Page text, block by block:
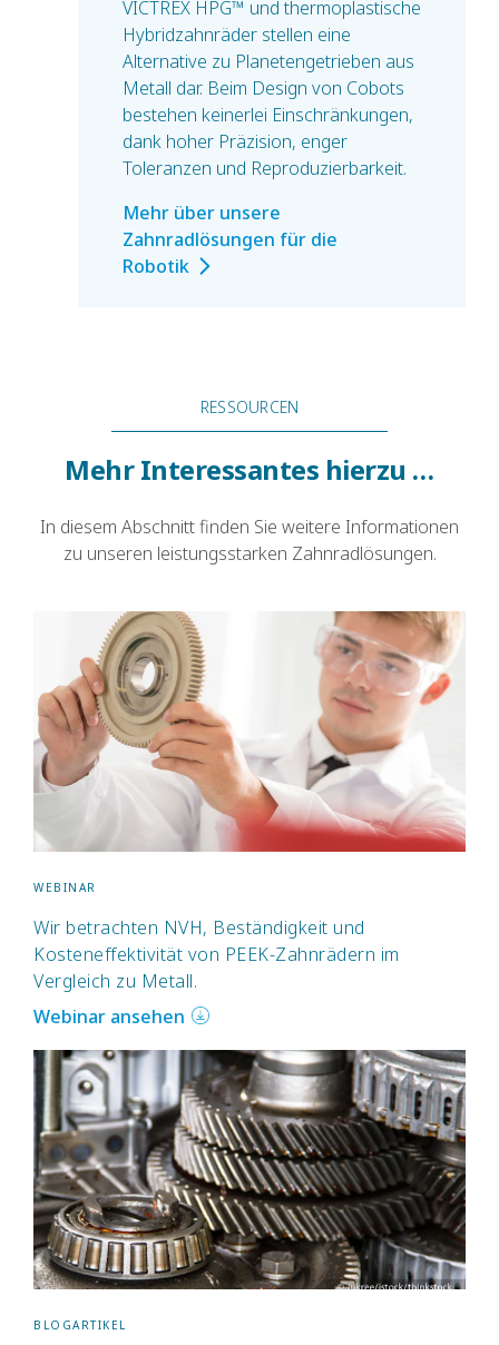
VICTREX HPG™ und thermoplastische
Hybridzahnräder stellen eine
Alternative zu Planetengetrieben aus
Metall dar. Beim Design von Cobots
bestehen keinerlei Einschränkungen,
dank hoher Präzision, enger
Toleranzen und Reproduzierbarkeit.
Mehr über unsere
Zahnradlösungen für die
Robotik
RESSOURCEN
Mehr Interessantes hierzu …
In diesem Abschnitt finden Sie weitere Informationen
zu unseren leistungsstarken Zahnradlösungen.
WEBINAR
Wir betrachten NVH, Beständigkeit und
Kosteneffektivität von PEEK-Zahnrädern im
Vergleich zu Metall.
Webinar ansehen
BLOGARTIKEL